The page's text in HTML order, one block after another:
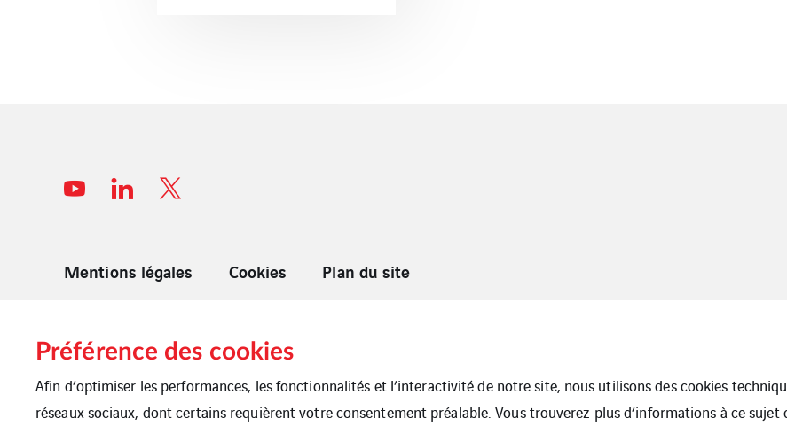
Mentions légales Cookies Plan du site
Préférence des cookies
Afin d’optimiser les performances, les fonctionnalités et l’interactivité de notre site, nous utilisons des cookies
réseaux sociaux, dont certains requièrent votre consentement préalable. Vous trouverez plus d’informations à ce sujet